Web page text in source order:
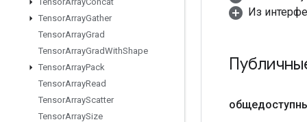
TensorArrayGather
TensorArrayGrad
TensorArrayGradWithShape
TensorArrayPack
TensorArrayRead
TensorArrayScatter
TensorArraySize
Из